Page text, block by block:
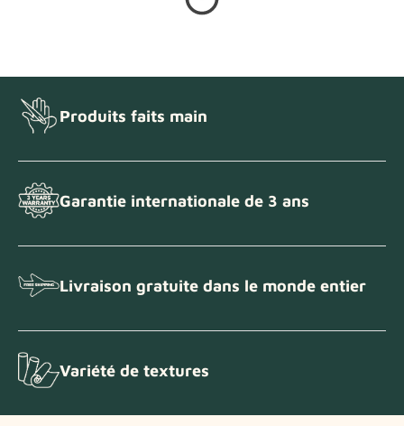
Obtenez votre échantillon
Produits faits main
Garantie internationale de 3 ans
Livraison gratuite dans le monde entier
Variété de textures